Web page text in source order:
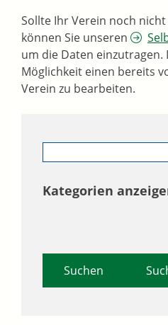
Sollte Ihr Verein noch
können Sie unseren
um die Daten
Möglichkeit einen bereits
Verein zu bearbeiten.
Kategorien